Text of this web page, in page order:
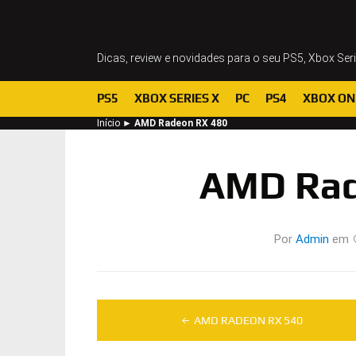
Dicas, review e novidades para o seu PS5, Xbox
PS5 XBOX SERIES X PC PS4 XBOX
Início ► AMD Radeon RX 480
AMD
Por Admin em
Navegação
de
AMD RADEON RX 540